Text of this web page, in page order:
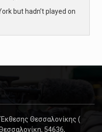
but hadn’t played on
Testify in ...
Έκθεσης Θεσσαλονίκης (
54636,